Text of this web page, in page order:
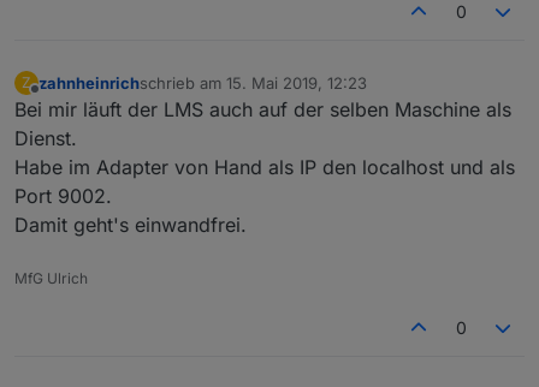
2019-05-15 14:09:26.961 info
squeezeboxrpc.0
squeezeboxrpc.0
squeezeboxrpc.0
2019-05-15 14:09:26.960 error at
squeezeboxrpc.0
squeezeboxrpc.0
2019-05-15 14:09:26.960 error at
squeezeboxrpc.0
squeezeboxrpc.0
squeezeboxrpc.0
2019-05-15 14:09:25.763 info
0
Z
Offline
zahnheinrichschrieb am 15. Mai 2019, 12:23
zuletzt editiert von
Bei mir läuft der LMS auch auf der selben Maschine als
Dienst.
Habe im Adapter von Hand als IP den localhost und als
Port 9002.
Damit geht's einwandfrei.
MfG Ulrich
0